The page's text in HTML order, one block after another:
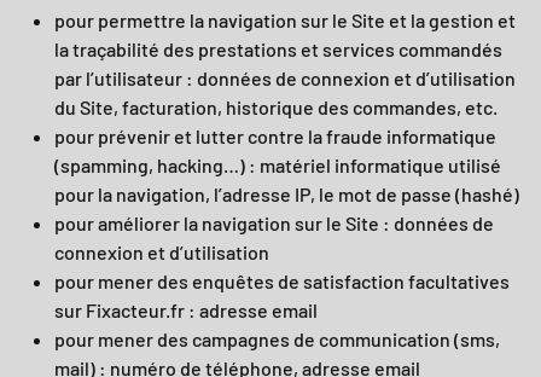
pour permettre la navigation sur le Site et la gestion et
la traçabilité des prestations et services commandés
par l’utilisateur : données de connexion et d’utilisation
du Site, facturation, historique des commandes, etc.
pour prévenir et lutter contre la fraude informatique
(spamming, hacking…) : matériel informatique utilisé
pour la navigation, l’adresse IP, le mot de passe (hashé)
pour améliorer la navigation sur le Site : données de
connexion et d’utilisation
pour mener des enquêtes de satisfaction facultatives
sur Fixacteur.fr : adresse email
pour mener des campagnes de communication (sms,
mail) : numéro de téléphone, adresse email